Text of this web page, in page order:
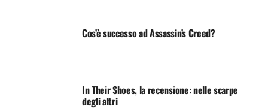
Cos’è successo ad Assassin’s Creed?
In Their Shoes, la recensione: nelle scarpe
degli altri